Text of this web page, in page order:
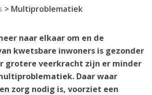
> Multiproblematiek
naar elkaar om en de
kwetsbare inwoners is gezonder
grotere veerkracht zijn er minder
Daar waar
zorg nodig is, voorziet een